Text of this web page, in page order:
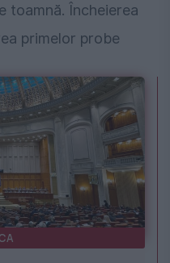
toamnă. Încheierea
primelor probe